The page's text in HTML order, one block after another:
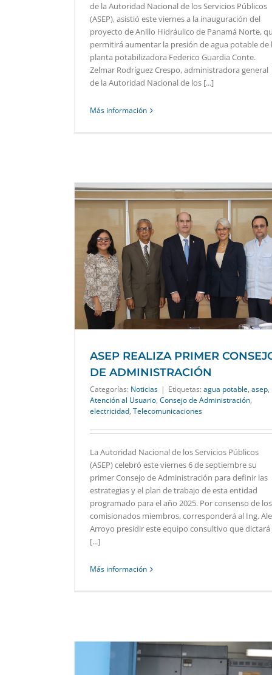
de la Autoridad Nacional de los Servicios Públicos
(ASEP), asistió este viernes a la inauguración del
proyecto de Anillo Hidráulico de Panamá Norte,
permitirá aumentar la presión de agua potable de
planta potabilizadora Federico Guardia Conte.
Zelmar Rodríguez Crespo, administradora general
de la Autoridad Nacional de los [...]
Más información
ASEP REALIZA PRIMER
DE ADMINISTRACIÓN
Categorías: Noticias | Etiquetas: agua potable, asep,
Atención al Usuario, Consejo de Administración,
electricidad, Telecomunicaciones
La Autoridad Nacional de los Servicios Públicos
(ASEP) celebró este viernes 6 de septiembre su
primer Consejo de Administración para definir las
estrategias y el plan de trabajo de esta entidad
programado para el año 2025. Por consenso de los
comisionados miembros, corresponderá al Ing.
Arroyo presidir este equipo consultivo que dictará
[...]
Más información